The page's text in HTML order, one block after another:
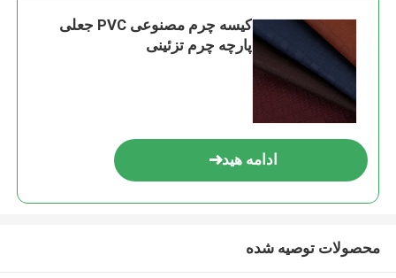
کیسه چرم مصنوعی PVC جعلی
پارچه چرم تزئینی
ادامه هید
محصولات توصیه شده